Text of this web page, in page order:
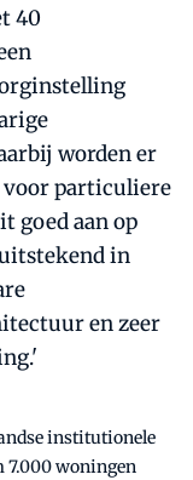
40
worden er
voor particuliere
goed aan op
in
en zeer
institutionele
7.000 woningen